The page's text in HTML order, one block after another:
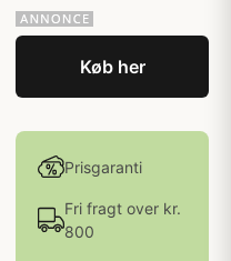
Køb her
Prisgaranti
Fri fragt over kr.
800